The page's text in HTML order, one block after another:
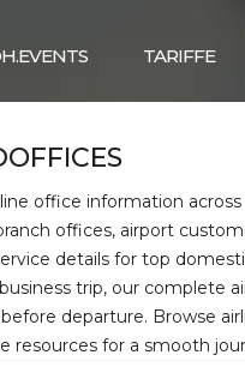
TARIFFE
office information
offices, airport
details for top
trip, our complete
departure. Browse
resources for a smooth